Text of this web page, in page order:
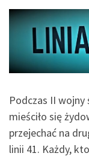
Podczas II
mieściło się
przejechać na
linii 41. Każdy,